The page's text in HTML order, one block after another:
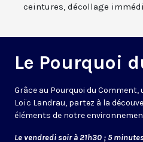
ceintures, décollage
Le Pourquoi
Grâce au Pourquoi du
Loïc Landrau, partez à la
éléments de notre
Le vendredi soir à 21h30 ; 5